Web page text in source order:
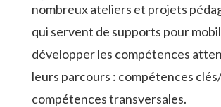
nombreux ateliers et projets
qui servent de supports pour
développer les compétences
leurs parcours : compétences
compétences transversales.